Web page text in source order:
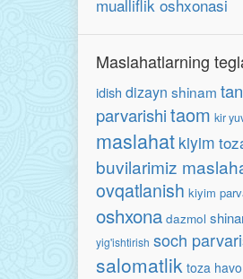
mualliflik oshxonasi
Maslahatlarning
idish dizayn shinam
parvarishitaom kir
maslahat kiyim
buvilarimiz
ovqatlanish kiyim
oshxona dazmol
yig'ishtirish soch
salomatlik toza havo